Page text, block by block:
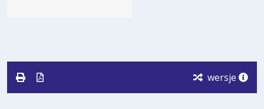
wersje